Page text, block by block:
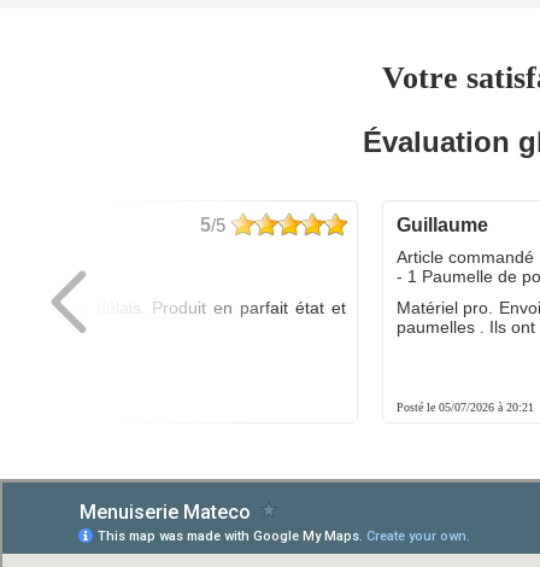
Votre
Évaluation
5/5
dans les délais. Produit en parfait état et
guillaume
Posté le 05/07/2026 à 20:21
Article commandé
- 1 Paumelle de
Matériel pro.
paumelles . Ils ont